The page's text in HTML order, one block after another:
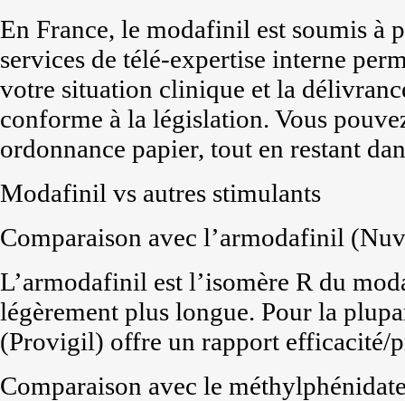
En France, le modafinil est soumis à
services de télé-expertise interne
votre situation clinique et la
conforme à la législation. Vous
ordonnance papier, tout en restant
Modafinil vs autres stimulants
Comparaison avec l’armodafinil
L’armodafinil est l’isomère R du
légèrement plus longue. Pour la
(Provigil) offre un rapport efficacité/
Comparaison avec le